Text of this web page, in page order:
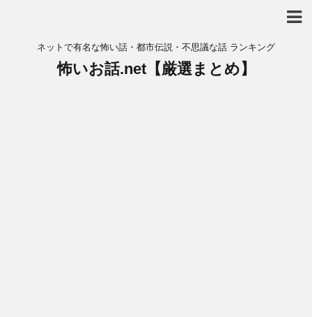
ネットで有名な怖い話・都市伝説・不思議な話 ランキング
怖いお話.net【厳選まとめ】